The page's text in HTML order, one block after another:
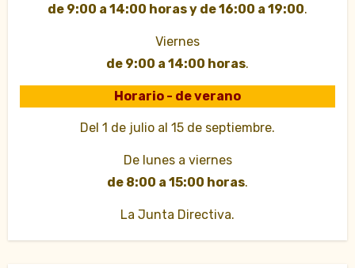
de 9:00 a 14:00 horas y de 16:00 a 19:00.
Viernes
de 9:00 a 14:00 horas.
Horario - de verano
Del 1 de julio al 15 de septiembre.
De lunes a viernes
de 8:00 a 15:00 horas.
La Junta Directiva.